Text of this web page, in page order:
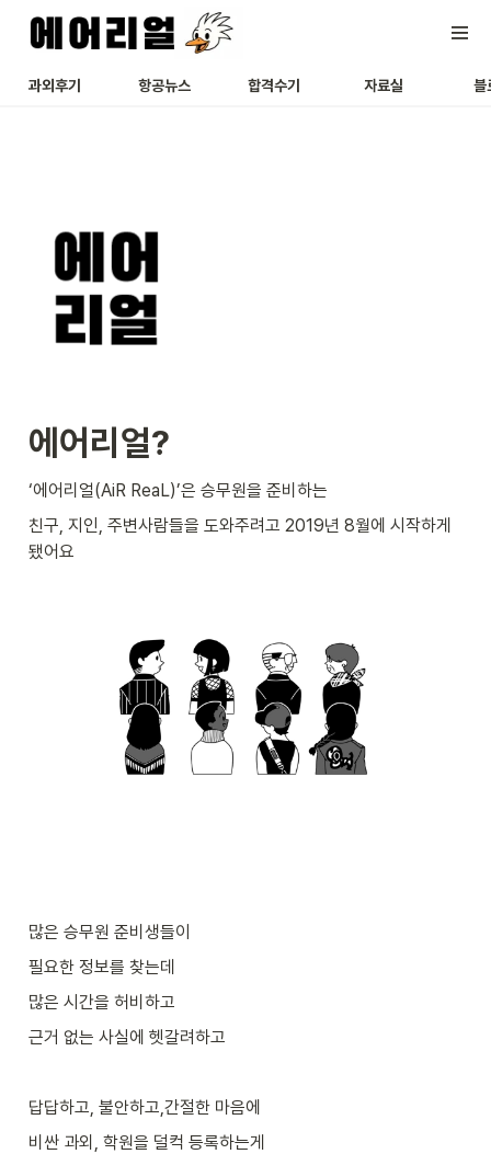
과외후기 항공뉴스 합격수기 자료실 블
에어리얼?
‘에어리얼(AiR ReaL)’은 승무원을 준비하는
친구, 지인, 주변사람들을 도와주려고 2019년 8월에 시작하게
됐어요
많은 승무원 준비생들이
필요한 정보를 찾는데
많은 시간을 허비하고
근거 없는 사실에 헷갈려하고
답답하고, 불안하고,간절한 마음에
비싼 과외, 학원을 덜컥 등록하는게